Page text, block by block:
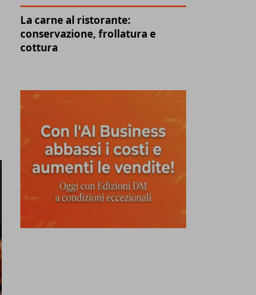
La carne al ristorante:
conservazione, frollatura e
cottura